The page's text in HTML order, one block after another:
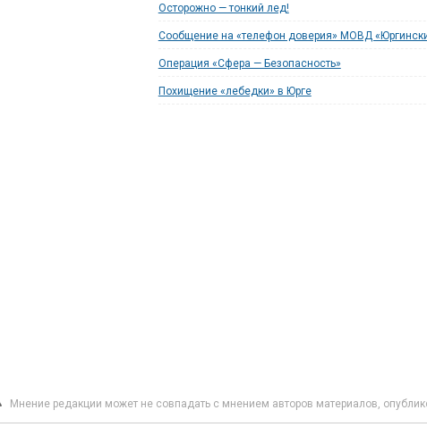
Осторожно — тонкий лед!
Сообщение на «телефон доверия» МОВД
Операция «Сфера — Безопасность»
Похищение «лебедки» в Юрге
Мнение редакции может не совпадать с мнением авторов материалов,